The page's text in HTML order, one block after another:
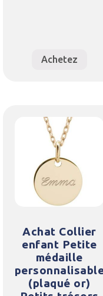
Achetez
Achat Collier
enfant Petite
médaille
(plaqué or)